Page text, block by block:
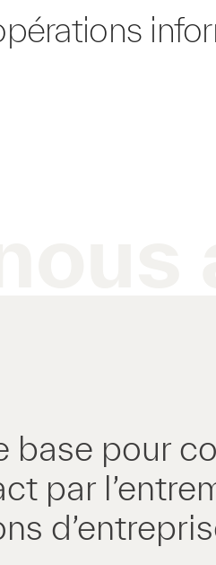
base pour
par